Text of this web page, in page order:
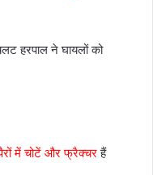
हरपाल ने घायलों को
में चोटें और फ्रैक्चरहैं